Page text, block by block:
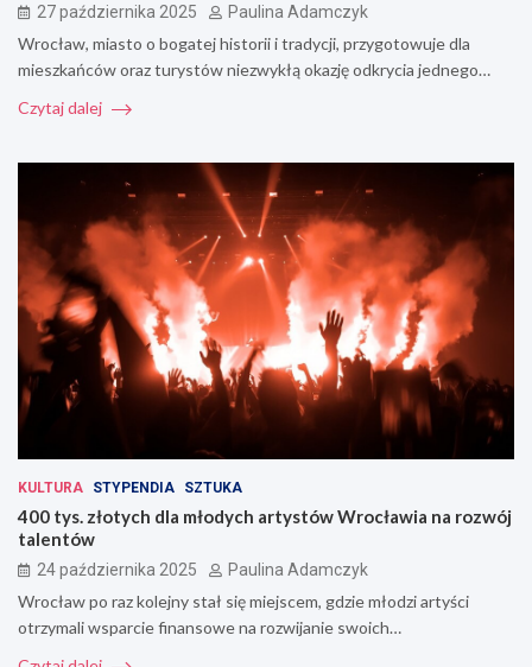
27 października 2025 Paulina Adamczyk
Wrocław, miasto o bogatej historii i tradycji, przygotowuje dla
mieszkańców oraz turystów niezwykłą okazję odkrycia jednego…
Czytaj dalej
KULTURA STYPENDIA SZTUKA
400 tys. złotych dla młodych artystów Wrocławia na rozwój
talentów
24 października 2025 Paulina Adamczyk
Wrocław po raz kolejny stał się miejscem, gdzie młodzi artyści
otrzymali wsparcie finansowe na rozwijanie swoich…